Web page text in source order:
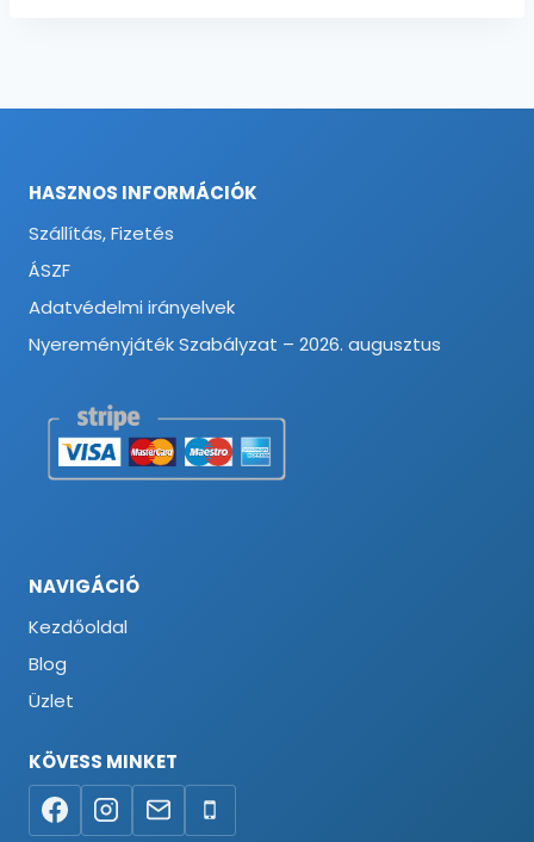
HASZNOS INFORMÁCIÓK
Szállítás, Fizetés
ÁSZF
Adatvédelmi irányelvek
Nyereményjáték Szabályzat – 2026. augusztus
NAVIGÁCIÓ
Kezdőoldal
Blog
Üzlet
KÖVESS MINKET